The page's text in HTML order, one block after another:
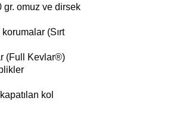
gr. omuz ve dirsek
(Sırt
(Full Kevlar®)
kol